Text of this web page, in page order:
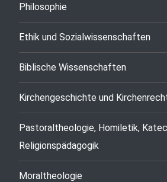
Philosophie
Ethik und Sozialwissenschaften
Biblische Wissenschaften
Kirchengeschichte und
Pastoraltheologie, Homiletik,
Religionspädagogik
Moraltheologie